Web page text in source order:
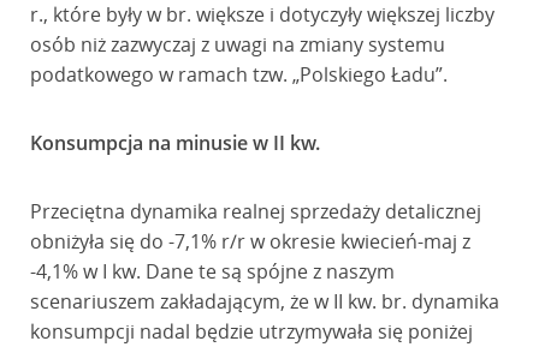
r., które były w br. większe i dotyczyły większej liczby
osób niż zazwyczaj z uwagi na zmiany systemu
podatkowego w ramach tzw. „Polskiego Ładu”.
Konsumpcja na minusie w II kw.
Przeciętna dynamika realnej sprzedaży detalicznej
obniżyła się do -7,1% r/r w okresie kwiecień-maj z
-4,1% w I kw. Dane te są spójne z naszym
scenariuszem zakładającym, że w II kw. br. dynamika
konsumpcji nadal będzie utrzymywała się poniżej